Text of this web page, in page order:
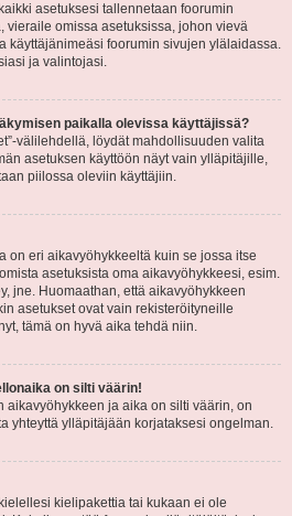
asetuksesi tallennetaan foorumin
vieraile omissa asetuksissa, johon vievä
käyttäjänimeäsi foorumin sivujen ylälaidassa.
ja valintojasi.
paikalla olevissa käyttäjissä?
välilehdellä, löydät mahdollisuuden valita
asetuksen käyttöön näyt vain ylläpitäjille,
piilossa oleviin käyttäjiin.
on eri aikavyöhykkeeltä kuin se jossa itse
asetuksista oma aikavyöhykkeesi, esim.
jne. Huomaathan, että aikavyöhykkeen
asetukset ovat vain rekisteröityneille
tämä on hyvä aika tehdä niin.
on silti väärin!
aikavyöhykkeen ja aika on silti väärin, on
yhteyttä ylläpitäjään korjataksesi ongelman.
kielipakettia tai kukaan ei ole